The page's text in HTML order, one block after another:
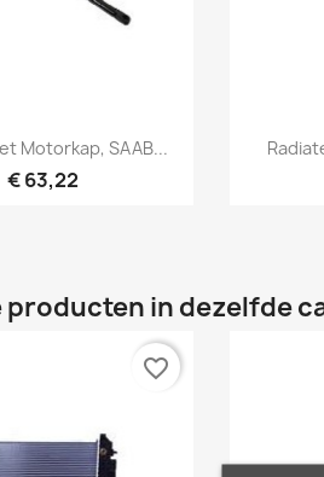
bekijken
Motorkap, SAAB...
€ 63,22
producten in dezelfde
favorite_border